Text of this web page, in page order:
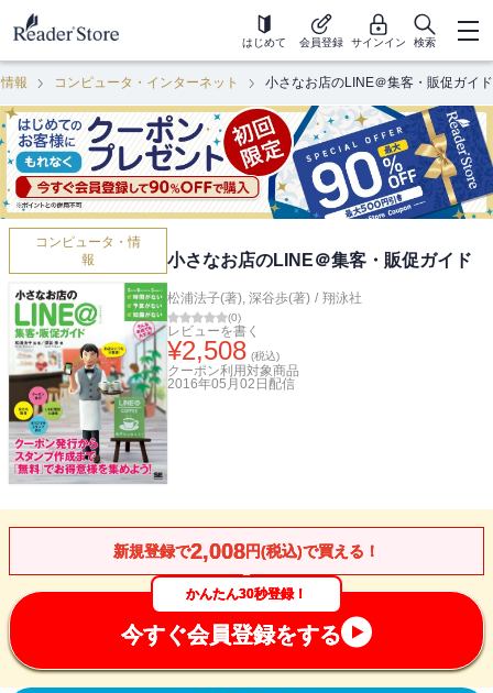
はじめて 会員登録 サインイン 検索
報 コンピュータ・インターネット 小さなお店のLINE＠集客・販促ガイド
コンピュータ・情
報
小さなお店のLINE＠集客・販促ガイド
松浦法子(著), 深谷歩(著) / 翔泳社
(0)
レビューを書く
¥2,508 (税込)
クーポン利用対象商品
2016年05月02日 配信
新規登録で2,008円(税込)で買える！
かんたん30秒登録！
今すぐ会員登録をする